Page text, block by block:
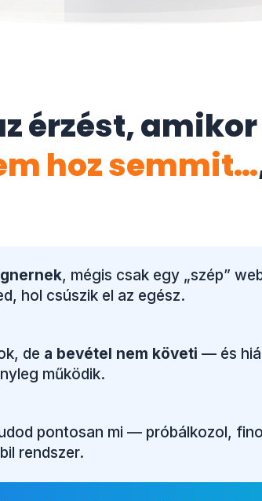
érzést, amikor
hoz semmit…
, mégis csak egy „szép”
hol csúszik el az egész.
de a bevétel nem követi — és
működik.
pontosan mi — próbálkozol,
rendszer.